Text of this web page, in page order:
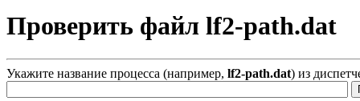
Проверить файл lf2-path.dat
Укажите название процесса (например, lf2-path.dat) из